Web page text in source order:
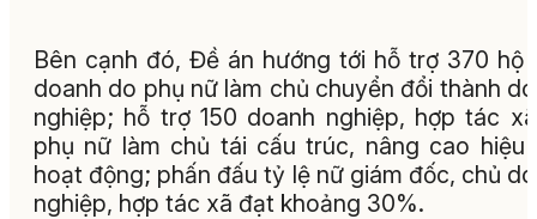
Bên cạnh đó, Đề án hướng tới hỗ trợ 370 hộ
doanh do phụ nữ làm chủ chuyển đổi thành
nghiệp; hỗ trợ 150 doanh nghiệp, hợp tác
phụ nữ làm chủ tái cấu trúc, nâng cao hiệu
hoạt động; phấn đấu tỷ lệ nữ giám đốc, chủ
nghiệp, hợp tác xã đạt khoảng 30%.